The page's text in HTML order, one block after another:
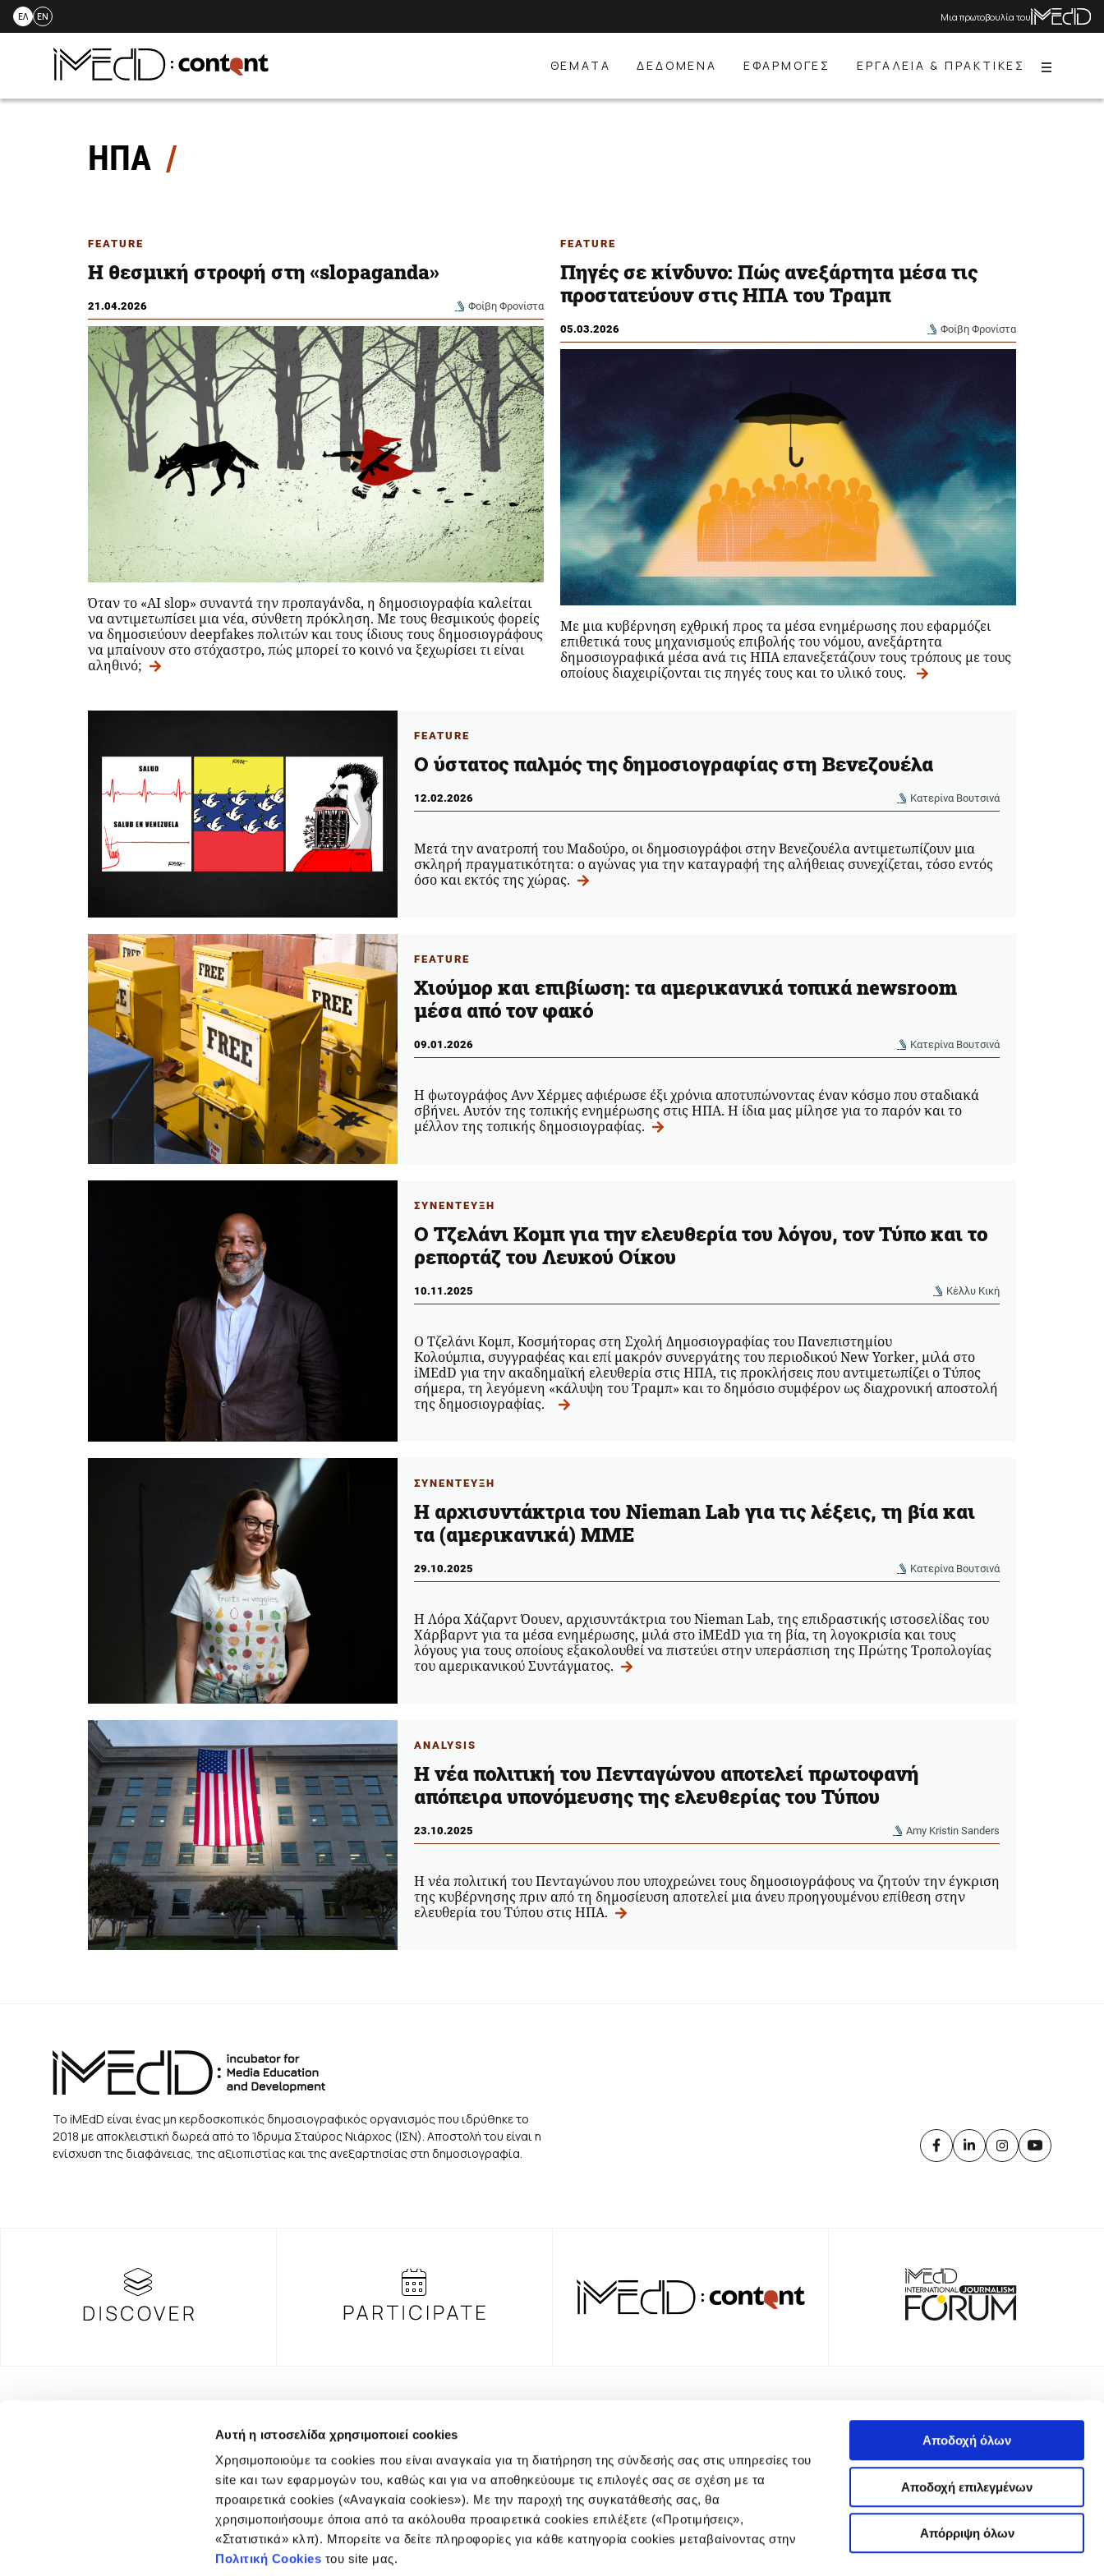
Αυτή η ιστοσελίδα χρησιμοποιεί cookies
Χρησιμοποιούμε τα cookies που είναι αναγκαία για τη διατήρηση της σύνδεσής σας στις υπηρεσίες του
site και των εφαρμογών του, καθώς και για να αποθηκεύουμε τις επιλογές σας σε σχέση με τα
προαιρετικά cookies («Αναγκαία cookies»). Με την παροχή της συγκατάθεσής σας, θα
χρησιμοποιήσουμε όποια από τα ακόλουθα προαιρετικά cookies επιλέξετε («Προτιμήσεις»,
«Στατιστικά» κλπ). Μπορείτε να δείτε πληροφορίες για κάθε κατηγορία cookies μεταβαίνοντας στην
Πολιτική Cookies του site μας.
Αποδοχή όλων
Αποδοχή επιλεγμένων
Απόρριψη όλων
Skip
ΕΛ EN Μια πρωτοβουλία του
ΘΕΜΑΤΑ ΔΕΔΟΜΕΝΑ ΕΦΑΡΜΟΓΕΣ ΕΡΓΑΛΕΙΑ & ΠΡΑΚΤΙΚΕΣ Menu
ΗΠΑ
FEATURE
Η θεσμική στροφή στη «slopaganda»
21.04.2026 Φοίβη Φρονίστα
Όταν το «AI slop» συναντά την προπαγάνδα, η δημοσιογραφία καλείται
να αντιμετωπίσει μια νέα, σύνθετη πρόκληση. Με τους θεσμικούς φορείς
να δημοσιεύουν deepfakes πολιτών και τους ίδιους τους δημοσιογράφους
να μπαίνουν στο στόχαστρο, πώς μπορεί το κοινό να ξεχωρίσει τι είναι
αληθινό;
FEATURE
Πηγές σε κίνδυνο: Πώς ανεξάρτητα μέσα τις
προστατεύουν στις ΗΠΑ του Τραμπ
05.03.2026 Φοίβη Φρονίστα
Με μια κυβέρνηση εχθρική προς τα μέσα ενημέρωσης που εφαρμόζει
επιθετικά τους μηχανισμούς επιβολής του νόμου, ανεξάρτητα
δημοσιογραφικά μέσα ανά τις ΗΠΑ επανεξετάζουν τους τρόπους με τους
οποίους διαχειρίζονται τις πηγές τους και το υλικό τους.
FEATURE
Ο ύστατος παλμός της δημοσιογραφίας στη Βενεζουέλα
12.02.2026 Κατερίνα Βουτσινά
Μετά την ανατροπή του Μαδούρο, οι δημοσιογράφοι στην Βενεζουέλα αντιμετωπίζουν μια
σκληρή πραγματικότητα: ο αγώνας για την καταγραφή της αλήθειας συνεχίζεται, τόσο εντός
όσο και εκτός της χώρας.
FEATURE
Χιούμορ και επιβίωση: τα αμερικανικά τοπικά newsroom
μέσα από τον φακό
09.01.2026 Κατερίνα Βουτσινά
Η φωτογράφος Ανν Χέρμες αφιέρωσε έξι χρόνια αποτυπώνοντας έναν κόσμο που σταδιακά
σβήνει. Αυτόν της τοπικής ενημέρωσης στις ΗΠΑ. Η ίδια μας μίλησε για το παρόν και το
μέλλον της τοπικής δημοσιογραφίας.
ΣΥΝΕΝΤΕΥΞΗ
O Τζελάνι Κομπ για την ελευθερία του λόγου, τον Τύπο και το
ρεπορτάζ του Λευκού Οίκου
10.11.2025 Κέλλυ Κική
Ο Τζελάνι Κομπ, Κοσμήτορας στη Σχολή Δημοσιογραφίας του Πανεπιστημίου
Κολούμπια, συγγραφέας και επί μακρόν συνεργάτης του περιοδικού New Yorker, μιλά στο
iMEdD για την ακαδημαϊκή ελευθερία στις ΗΠΑ, τις προκλήσεις που αντιμετωπίζει ο Τύπος
σήμερα, τη λεγόμενη «κάλυψη του Τραμπ» και το δημόσιο συμφέρον ως διαχρονική αποστολή
της δημοσιογραφίας.
ΣΥΝΕΝΤΕΥΞΗ
Η αρχισυντάκτρια του Nieman Lab για τις λέξεις, τη βία και
τα (αμερικανικά) ΜΜΕ
29.10.2025 Κατερίνα Βουτσινά
Η Λόρα Χάζαρντ Όουεν, αρχισυντάκτρια του Nieman Lab, της επιδραστικής ιστοσελίδας του
Χάρβαρντ για τα μέσα ενημέρωσης, μιλά στο iMEdD για τη βία, τη λογοκρισία και τους
λόγους για τους οποίους εξακολουθεί να πιστεύει στην υπεράσπιση της Πρώτης Τροπολογίας
του αμερικανικού Συντάγματος.
ANALYSIS
Η νέα πολιτική του Πενταγώνου αποτελεί πρωτοφανή
απόπειρα υπονόμευσης της ελευθερίας του Τύπου
23.10.2025 Amy Kristin Sanders
Η νέα πολιτική του Πενταγώνου που υποχρεώνει τους δημοσιογράφους να ζητούν την έγκριση
της κυβέρνησης πριν από τη δημοσίευση αποτελεί μια άνευ προηγουμένου επίθεση στην
ελευθερία του Τύπου στις ΗΠΑ.
Το iMEdD είναι ένας μη κερδοσκοπικός δημοσιογραφικός οργανισμός που ιδρύθηκε το
2018 με αποκλειστική δωρεά από το Ίδρυμα Σταύρος Νιάρχος (ΙΣΝ). Αποστολή του είναι η
ενίσχυση της διαφάνειας, της αξιοπιστίας και της ανεξαρτησίας στη δημοσιογραφία.
Πολιτική Απορρήτου Πολιτική Cookies Ρυθμίσεις Cookies